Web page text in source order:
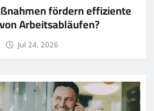
fördern effiziente
Arbeitsabläufen?
Jul 24, 2026